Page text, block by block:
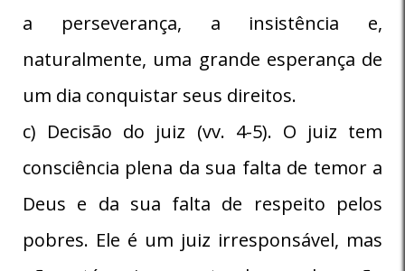
a perseverança, a insistência e,
naturalmente, uma grande esperança de
um dia conquistar seus direitos.
c) Decisão do juiz (vv. 4-5). O juiz tem
consciência plena da sua falta de temor a
Deus e da sua falta de respeito pelos
pobres. Ele é um juiz irresponsável, mas